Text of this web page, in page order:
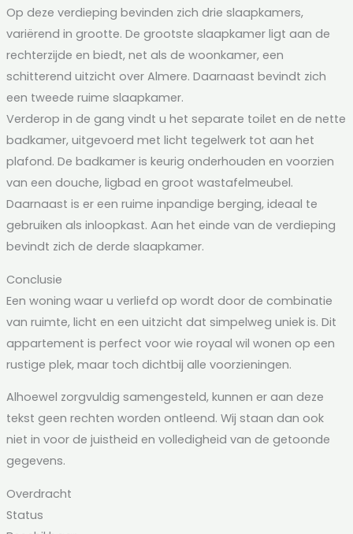
Op deze verdieping bevinden zich drie slaapkamers,
variërend in grootte. De grootste slaapkamer ligt aan de
rechterzijde en biedt, net als de woonkamer, een
schitterend uitzicht over Almere. Daarnaast bevindt zich
een tweede ruime slaapkamer.
Verderop in de gang vindt u het separate toilet en de nette
badkamer, uitgevoerd met licht tegelwerk tot aan het
plafond. De badkamer is keurig onderhouden en voorzien
van een douche, ligbad en groot wastafelmeubel.
Daarnaast is er een ruime inpandige berging, ideaal te
gebruiken als inloopkast. Aan het einde van de verdieping
bevindt zich de derde slaapkamer.
Conclusie
Een woning waar u verliefd op wordt door de combinatie
van ruimte, licht en een uitzicht dat simpelweg uniek is. Dit
appartement is perfect voor wie royaal wil wonen op een
rustige plek, maar toch dichtbij alle voorzieningen.
Alhoewel zorgvuldig samengesteld, kunnen er aan deze
tekst geen rechten worden ontleend. Wij staan dan ook
niet in voor de juistheid en volledigheid van de getoonde
gegevens.
Overdracht
Status